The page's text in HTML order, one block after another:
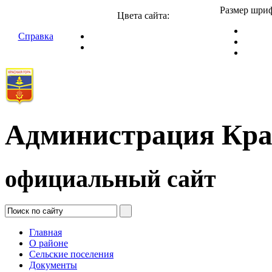
Справка
Цвета сайта:
Размер
Администрация
официальный сайт
Главная
О районе
Сельские поселения
Документы